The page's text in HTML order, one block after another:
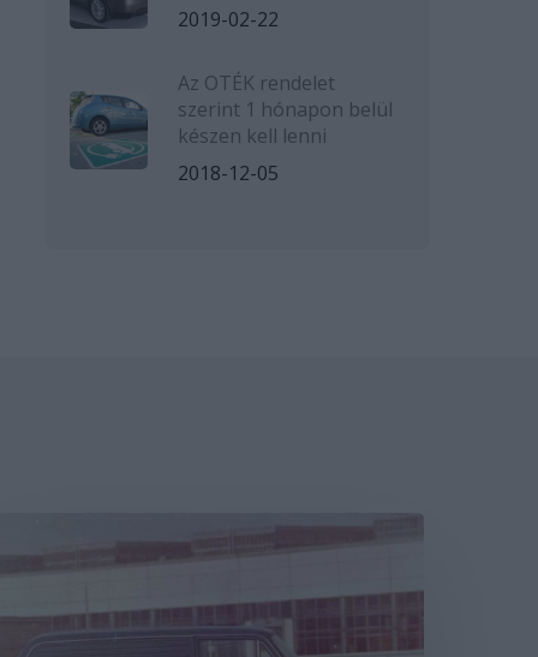
2019-02-22
Az OTÉK rendelet
szerint 1 hónapon belül
készen kell lenni
2018-12-05